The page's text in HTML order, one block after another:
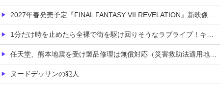
2027年春発売予定『FINAL FANTASY VII REVELATION』新映像が「gamescom Opening Night Live」で公開！8/26 午前3時配信予定
1分だけ時を止めたら全裸で街を駆け回りそうなラブライブ！キャラ
任天堂、熊本地震を受け製品修理は無償対応（災害救助法適用地域）
ヌードデッサンの犯人